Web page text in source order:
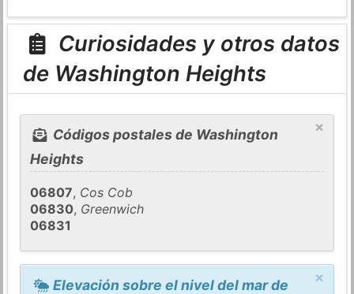
Curiosidades y otros datos
de Washington Heights
×
Códigos postales de Washington
Heights
06807, Cos Cob
06830, Greenwich
06831
×
Elevación sobre el nivel del mar de